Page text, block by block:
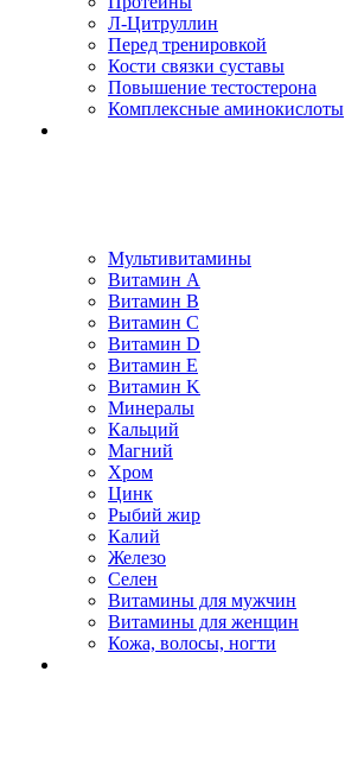
Л-Цитруллин
Перед тренировкой
Кости связки суставы
Повышение тестостерона
Комплексные аминокислоты
Мультивитамины
Витамин A
Витамин B
Витамин C
Витамин D
Витамин E
Витамин K
Минералы
Кальций
Магний
Хром
Цинк
Рыбий жир
Калий
Железо
Селен
Витамины для мужчин
Витамины для женщин
Кожа, волосы, ногти